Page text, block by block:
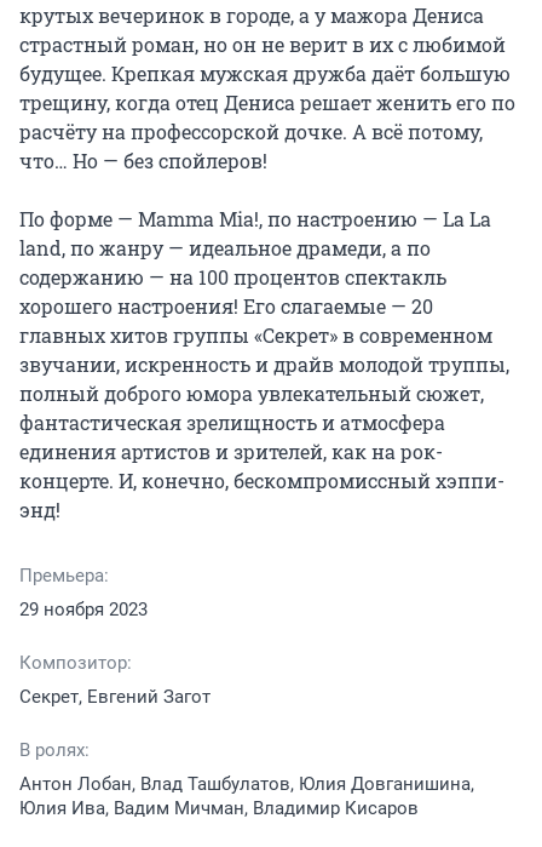
крутых вечеринок в городе, а у мажора Дениса
страстный роман, но он не верит в их с любимой
будущее. Крепкая мужская дружба даёт большую
трещину, когда отец Дениса решает женить его по
расчёту на профессорской дочке. А всё потому,
что… Но — без спойлеров!
По форме — Mamma Mia!, по настроению — La La
land, по жанру — идеальное драмеди, а по
содержанию — на 100 процентов спектакль
хорошего настроения! Его слагаемые — 20
главных хитов группы «Секрет» в современном
звучании, искренность и драйв молодой труппы,
полный доброго юмора увлекательный сюжет,
фантастическая зрелищность и атмосфера
единения артистов и зрителей, как на рок-
концерте. И, конечно, бескомпромиссный хэппи-
энд!
Премьера:
29 ноября 2023
Композитор:
Секрет, Евгений Загот
В ролях:
Антон Лобан, Влад Ташбулатов, Юлия Довганишина,
Юлия Ива, Вадим Мичман, Владимир Кисаров